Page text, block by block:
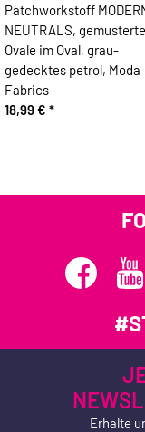
Patchworkstoff
NEUTRALS, gemusterte
Ovale im Oval, grau-
gedecktes petrol, Moda
Fabrics
18,99 € *
Erhalte